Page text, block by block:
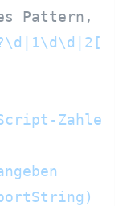
Pattern,
{